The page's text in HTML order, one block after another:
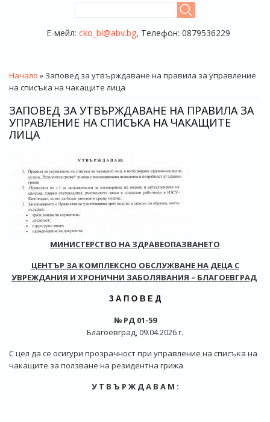
Е-мейл: cko_bl@abv.bg, Телефон: 0879536229
ВИЕ СТЕ ТУК
Начало » Заповед за утвърждаване на правила за управление
на списъка на чакащите лица
ЗАПОВЕД ЗА УТВЪРЖДАВАНЕ НА ПРАВИЛА ЗА
УПРАВЛЕНИЕ НА СПИСЪКА НА ЧАКАЩИТЕ
ЛИЦА
МИНИСТЕРСТВО НА ЗДРАВЕОПАЗВАНЕТО
ЦЕНТЪР ЗА КОМПЛЕКСНО ОБСЛУЖВАНЕ НА ДЕЦА С
УВРЕЖДАНИЯ И ХРОНИЧНИ ЗАБОЛЯВАНИЯ – БЛАГОЕВГРАД
3 А П О В Е Д
№ РД 01-59
Благоевград, 09.04.2026 г.
С цел да се осигури прозрачност при управление на списъка на
чакащите за ползване на резидентна грижа
У Т В Ъ Р Ж Д А В А М :